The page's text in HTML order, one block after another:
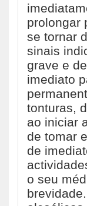
prolongar
se tornar
sinais
grave e
imediato
tonturas,
ao iniciar
de tomar
de
o seu